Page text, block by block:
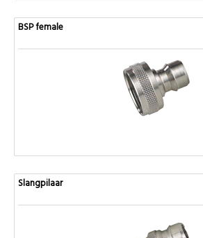
BSP female
Slangpilaar